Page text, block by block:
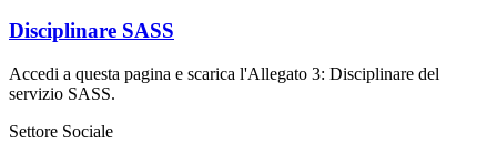
Disciplinare SASS
Accedi a questa pagina e scarica l'Allegato 3: Disciplinare del
servizio SASS.
Settore Sociale